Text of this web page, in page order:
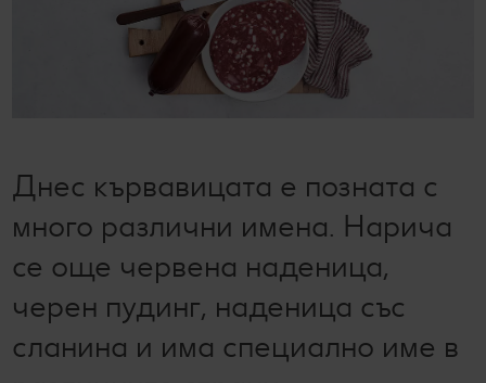
Лексикон на свежестта
Ние сме семейство
Съвети от кухнята
Развлечения, отдих и свободно време
Днес кървавицата е позната с
много различни имена. Нарича
се още червена наденица,
черен пудинг, наденица със
сланина и има специално име в